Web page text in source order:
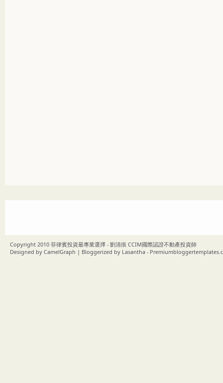
Copyright 2010 菲律賓投資最專業選擇 - 劉清痕 CCIM國際認證不動產投資師
Designed by CamelGraph | Bloggerized by Lasantha -